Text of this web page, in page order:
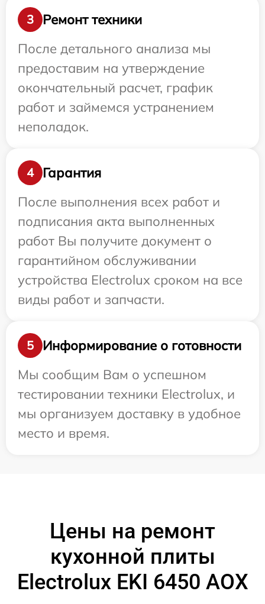
3
Ремонт техники
После детального анализа мы
предоставим на утверждение
окончательный расчет, график
работ и займемся устранением
неполадок.
4
Гарантия
После выполнения всех работ и
подписания акта выполненных
работ Вы получите документ о
гарантийном обслуживании
устройства Electrolux сроком на все
виды работ и запчасти.
5
Информирование о готовности
Мы сообщим Вам о успешном
тестировании техники Electrolux, и
мы организуем доставку в удобное
место и время.
Цены на ремонт
кухонной плиты
Electrolux EKI 6450 AOX